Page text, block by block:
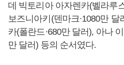
데 빅토리아 아자렌카(벨라루
보즈니아키(덴마크·1080만
카(폴란드·680만 달러), 아나
만 달러) 등의 순서였다.